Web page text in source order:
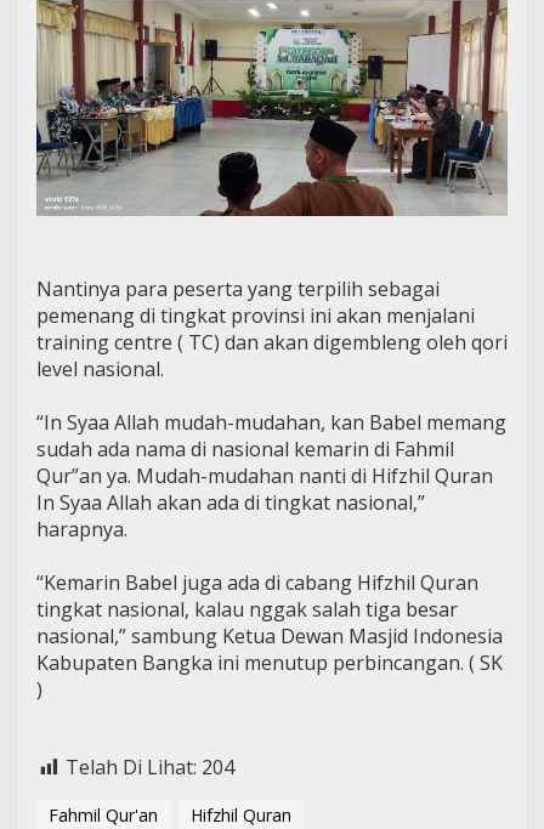
Nantinya para peserta yang terpilih sebagai
pemenang di tingkat provinsi ini akan menjalani
training centre ( TC) dan akan digembleng oleh qori
level nasional.
“In Syaa Allah mudah-mudahan, kan Babel memang
sudah ada nama di nasional kemarin di Fahmil
Qur”an ya. Mudah-mudahan nanti di Hifzhil Quran
In Syaa Allah akan ada di tingkat nasional,”
harapnya.
“Kemarin Babel juga ada di cabang Hifzhil Quran
tingkat nasional, kalau nggak salah tiga besar
nasional,” sambung Ketua Dewan Masjid Indonesia
Kabupaten Bangka ini menutup perbincangan. ( SK
)
Telah Di Lihat: 204
Fahmil Qur'an Hifzhil Quran